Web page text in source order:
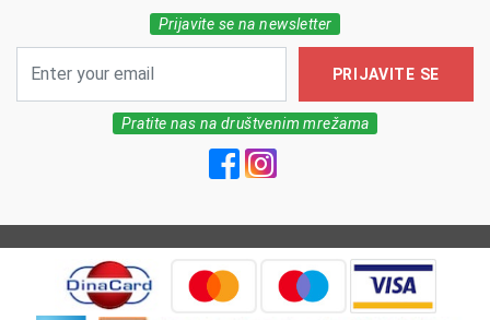
Prijavite se na newsletter
PRIJAVITE SE
Pratite nas na društvenim mrežama